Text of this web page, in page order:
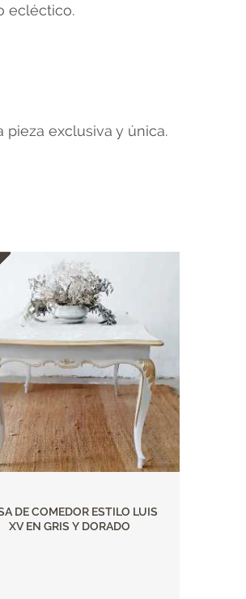
ecléctico.
exclusiva y única.
DE COMEDOR ESTILO LUIS
XV EN GRIS Y DORADO